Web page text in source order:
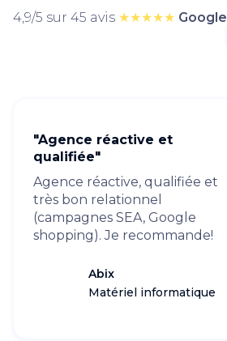
4,9/5 sur 45 avis ★★★★★ Google
"Agence réactive et
qualifiée"
Agence réactive, qualifiée et
très bon relationnel
(campagnes SEA, Google
shopping). Je recommande!
Abix
Matériel informatique